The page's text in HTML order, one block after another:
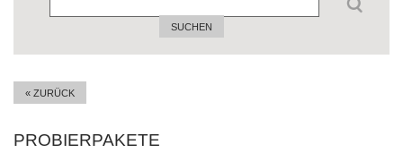
SUCHEN
« ZURÜCK
PROBIERPAKETE